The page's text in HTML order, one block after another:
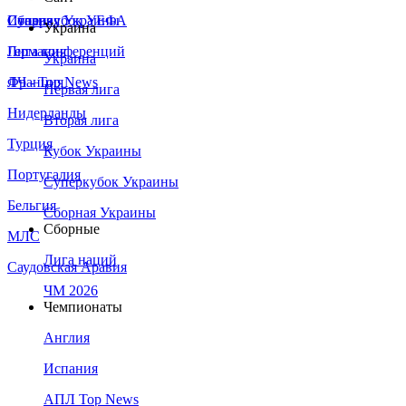
Сборная Украины
Италия
Германия
Франция
Нидерланды
Турция
Португалия
Бельгия
МЛС
Саудовская Аравия
Суперкубок УЕФА
Лига конференций
ЛЧ - Top News
Украина
Украина
Первая лига
Вторая лига
Кубок Украины
Суперкубок Украины
Сборная Украины
Сборные
Лига наций
ЧМ 2026
Чемпионаты
Англия
Испания
АПЛ Top News